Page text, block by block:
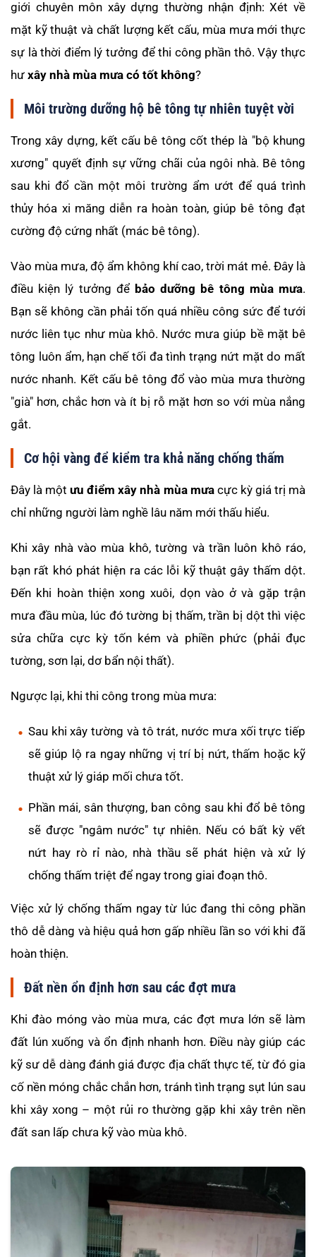
giới chuyên môn xây dựng thường nhận định: Xét về
mặt kỹ thuật và chất lượng kết cấu, mùa mưa mới thực
sự là thời điểm lý tưởng để thi công phần thô. Vậy thực
hư xây nhà mùa mưa có tốt không?
Môi trường dưỡng hộ bê tông tự nhiên tuyệt vời
Trong xây dựng, kết cấu bê tông cốt thép là "bộ khung
xương" quyết định sự vững chãi của ngôi nhà. Bê tông
sau khi đổ cần một môi trường ẩm ướt để quá trình
thủy hóa xi măng diễn ra hoàn toàn, giúp bê tông đạt
cường độ cứng nhất (mác bê tông).
Vào mùa mưa, độ ẩm không khí cao, trời mát mẻ. Đây là
điều kiện lý tưởng để bảo dưỡng bê tông mùa mưa.
Bạn sẽ không cần phải tốn quá nhiều công sức để tưới
nước liên tục như mùa khô. Nước mưa giúp bề mặt bê
tông luôn ẩm, hạn chế tối đa tình trạng nứt mặt do mất
nước nhanh. Kết cấu bê tông đổ vào mùa mưa thường
"già" hơn, chắc hơn và ít bị rỗ mặt hơn so với mùa nắng
gắt.
Cơ hội vàng để kiểm tra khả năng chống thấm
Đây là mộtưu điểm xây nhà mùa mưacực kỳ giá trị mà
chỉ những người làm nghề lâu năm mới thấu hiểu.
Khi xây nhà vào mùa khô, tường và trần luôn khô ráo,
bạn rất khó phát hiện ra các lỗi kỹ thuật gây thấm dột.
Đến khi hoàn thiện xong xuôi, dọn vào ở và gặp trận
mưa đầu mùa, lúc đó tường bị thấm, trần bị dột thì việc
sửa chữa cực kỳ tốn kém và phiền phức (phải đục
tường, sơn lại, dơ bẩn nội thất).
Ngược lại, khi thi công trong mùa mưa:
Sau khi xây tường và tô trát, nước mưa xối trực tiếp
sẽ giúp lộ ra ngay những vị trí bị nứt, thấm hoặc kỹ
thuật xử lý giáp mối chưa tốt.
Phần mái, sân thượng, ban công sau khi đổ bê tông
sẽ được "ngâm nước" tự nhiên. Nếu có bất kỳ vết
nứt hay rò rỉ nào, nhà thầu sẽ phát hiện và xử lý
chống thấm triệt để ngay trong giai đoạn thô.
Việc xử lý chống thấm ngay từ lúc đang thi công phần
thô dễ dàng và hiệu quả hơn gấp nhiều lần so với khi đã
hoàn thiện.
Đất nền ổn định hơn sau các đợt mưa
Khi đào móng vào mùa mưa, các đợt mưa lớn sẽ làm
đất lún xuống và ổn định nhanh hơn. Điều này giúp các
kỹ sư dễ dàng đánh giá được địa chất thực tế, từ đó gia
cố nền móng chắc chắn hơn, tránh tình trạng sụt lún sau
khi xây xong – một rủi ro thường gặp khi xây trên nền
đất san lấp chưa kỹ vào mùa khô.